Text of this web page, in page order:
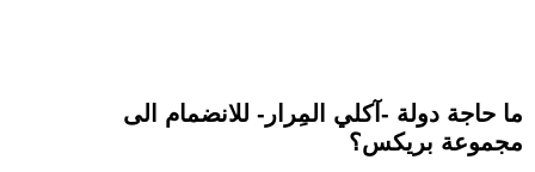
ما حاجة دولة -آكلي المِرار- للانضمام الى
مجموعة بريكس؟